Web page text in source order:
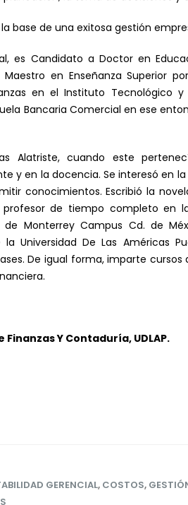
base de una exitosa gestión
es Candidato a Doctor en
en Enseñanza Superior
en el Instituto Tecnológico y
Bancaria Comercial en ese
Alatriste, cuando este
y en la docencia. Se interesó en
conocimientos. Escribió la
de tiempo completo en
Monterrey Campus Cd. de
Universidad De Las Américas
De igual forma, imparte
Y Contaduría, UDLAP.
GERENCIAL, COSTOS,